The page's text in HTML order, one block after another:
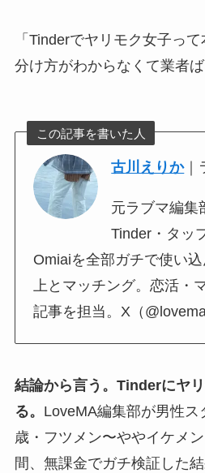
「Tinderでヤリモク女子っ
分け方がわからなくて業者
この記事を書いた人
古川えりか｜
元ラブマ編集
Tinder・タッ
Omiaiを全部ガチで使い
上とマッチング。恋活・
記事を担当。X（
結論から言う。Tinderにヤ
る。 LoveMA編集部が男性ス
歳・フツメン〜ややイケメ
間、無課金でガチ検証した